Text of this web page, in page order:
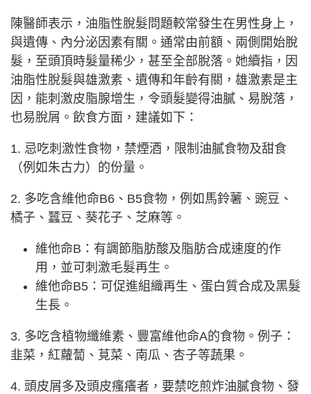
陳醫師表示，油脂性脫髮問題較常發生在男性身上，
與遺傳、內分泌因素有關。通常由前額、兩側開始脫
髮，至頭頂時髮量稀少，甚至全部脫落。她續指，因
油脂性脫髮與雄激素、遺傳和年齡有關，雄激素是主
因，能刺激皮脂腺增生，令頭髮變得油膩、易脫落，
也易脫屑。飲食方面，建議如下：
1. 忌吃刺激性食物，禁煙酒，限制油膩食物及甜食
（例如朱古力）的份量。
2. 多吃含維他命B6、B5食物，例如馬鈴薯、豌豆、
橘子、蠶豆、葵花子、芝麻等。
維他命B：有調節脂肪酸及脂肪合成速度的作
用，並可刺激毛髮再生。
維他命B5：可促進組織再生、蛋白質合成及黑髮
生長。
3. 多吃含植物纖維素、豐富維他命A的食物。例子：
韭菜，紅蘿蔔、莧菜、南瓜、杏子等蔬果。
4. 頭皮屑多及頭皮瘙癢者，要禁吃煎炸油膩食物、發